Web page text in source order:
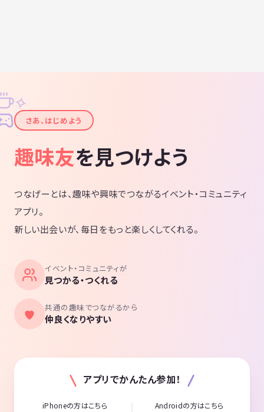
✦
✧
さあ、はじめよう
趣味友を見つけよう
つなげーとは、趣味や興味でつながるイベント・コミュニティ
アプリ。
新しい出会いが、毎日をもっと楽しくしてくれる。
イベント・コミュニティが
見つかる・つくれる
共通の趣味でつながるから
仲良くなりやすい
アプリでかんたん参加！
iPhoneの方はこちら Androidの方はこちら